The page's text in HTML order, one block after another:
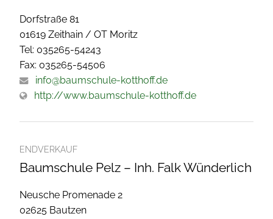
Dorfstraße 81
01619 Zeithain / OT Moritz
Tel: 035265-54243
Fax: 035265-54506
info@baumschule-kotthoff.de
http://www.baumschule-kotthoff.de
ENDVERKAUF
Baumschule Pelz – Inh. Falk Wünderlich
Neusche Promenade 2
02625 Bautzen